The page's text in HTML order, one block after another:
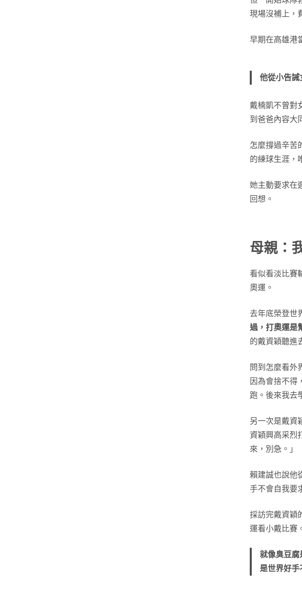
現場沒補上，
早期在高雄港
他從小告誡
戴楠凱不曾對
到爸爸內容大
怎麼撐過辛苦
的練球生涯，
她主動要求在
回想。
母親：
看似看淡比賽
奧運。
去年底榮登世
過，打奧運是
的戴資穎聽進
問到怎麼看外
因為會捨不得
跑。後來我去
另一次是戴資
資穎興高采烈
來，別急。」
賴建誠也說他
手不會自我要
採訪完戴資穎
運看小戴比賽
就像臭豆腐
是世界好手